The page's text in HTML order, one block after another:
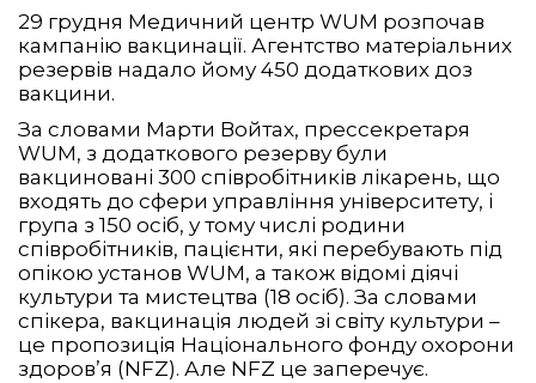
29 грудня Медичний центр WUM розпочав
кампанію вакцинації. Агентство матеріальних
резервів надало йому 450 додаткових доз
вакцини.
За словами Марти Войтах, прессекретаря
WUM, з додаткового резерву були
вакциновані 300 співробітників лікарень, що
входять до сфери управління університету, і
група з 150 осіб, у тому числі родини
співробітників, пацієнти, які перебувають під
опікою установ WUM, а також відомі діячі
культури та мистецтва (18 осіб). За словами
спікера, вакцинація людей зі світу культури –
це пропозиція Національного фонду охорони
здоров’я (NFZ). Але NFZ це заперечує.